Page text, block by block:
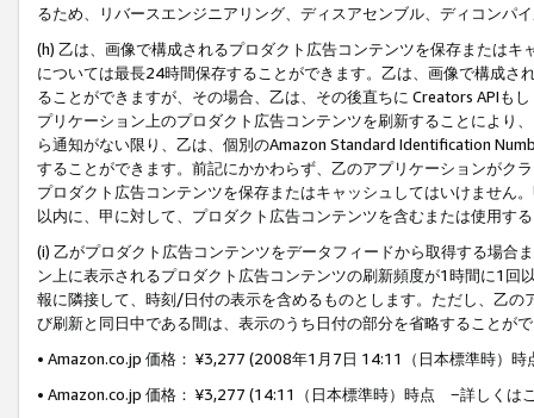
るため、リバースエンジニアリング、ディスアセンブル、ディコンパ
(h) 乙は、画像で構成されるプロダクト広告コンテンツを保存または
については最長24時間保存することができます。乙は、画像で構成
ることができますが、その場合、乙は、その後直ちに Creators APIも
プリケーション上のプロダクト広告コンテンツを刷新することにより
ら通知がない限り、乙は、個別のAmazon Standard Identification
することができます。前記にかかわらず、乙のアプリケーションがク
プロダクト広告コンテンツを保存またはキャッシュしてはいけません
以内に、甲に対して、プロダクト広告コンテンツを含むまたは使用す
(i) 乙がプロダクト広告コンテンツをデータフィードから取得する場合
ン上に表示されるプロダクト広告コンテンツの刷新頻度が1時間に1
報に隣接して、時刻/日付の表示を含めるものとします。ただし、乙
び刷新と同日中である間は、表示のうち日付の部分を省略することが
• Amazon.co.jp 価格： ¥3,277 (2008年1月7日 14:11（日本標準時）
• Amazon.co.jp 価格： ¥3,277 (14:11（日本標準時）時点 −詳しくは